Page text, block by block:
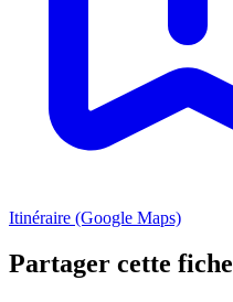
Itinéraire (Google Maps)
Partager cette fiche